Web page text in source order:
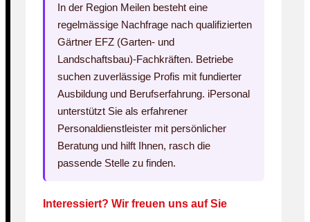
In der Region Meilen besteht eine
regelmässige Nachfrage nach qualifizierten
Gärtner EFZ (Garten- und
Landschaftsbau)-Fachkräften. Betriebe
suchen zuverlässige Profis mit fundierter
Ausbildung und Berufserfahrung. iPersonal
unterstützt Sie als erfahrener
Personaldienstleister mit persönlicher
Beratung und hilft Ihnen, rasch die
passende Stelle zu finden.
Interessiert? Wir freuen uns auf Sie